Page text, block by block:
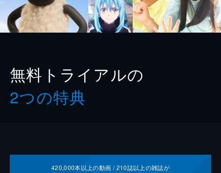
無料トライアルの
2つの特典
420,000本以上の動画 /210誌以上の雑誌が